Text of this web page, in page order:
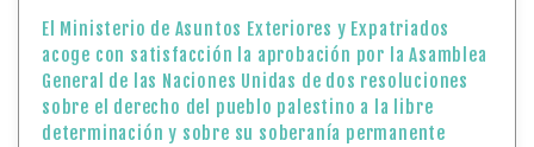
El Ministerio de Asuntos Exteriores y Expatriados
acoge con satisfacción la aprobación por la Asamblea
General de las Naciones Unidas de dos resoluciones
sobre el derecho del pueblo palestino a la libre
determinación y sobre su soberanía permanente